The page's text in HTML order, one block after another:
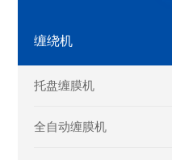
缠绕机
托盘缠膜机
全自动缠膜机